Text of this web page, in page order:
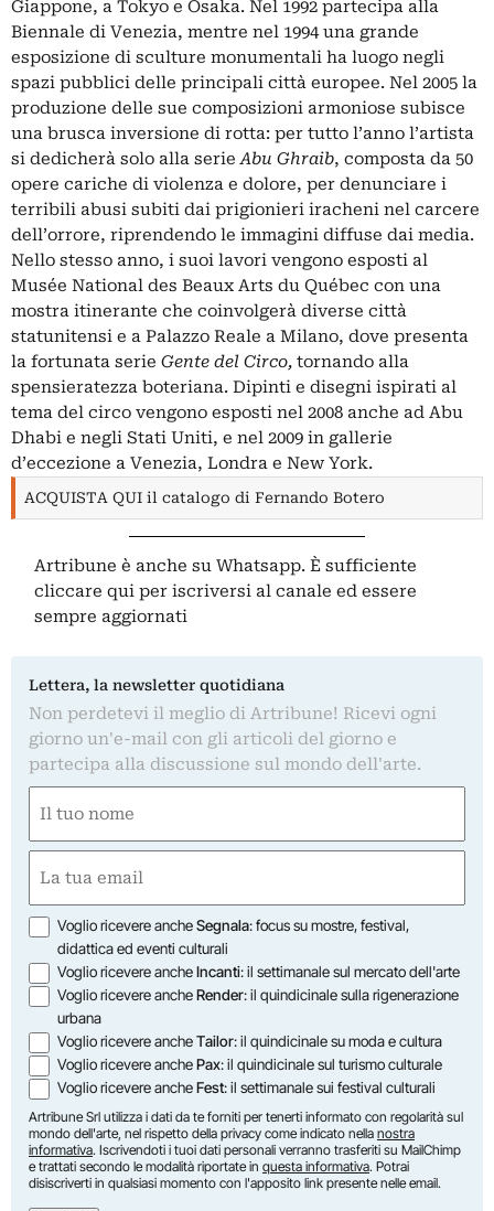
Giappone, a Tokyo e Osaka. Nel 1992 partecipa alla
Biennale di Venezia, mentre nel 1994 una grande
esposizione di sculture monumentali ha luogo negli
spazi pubblici delle principali città europee. Nel 2005 la
produzione delle sue composizioni armoniose subisce
una brusca inversione di rotta: per tutto l’anno l’artista
si dedicherà solo alla serieAbu Ghraib, composta da 50
opere cariche di violenza e dolore, per denunciare i
terribili abusi subiti dai prigionieri iracheni nel carcere
dell’orrore, riprendendo le immagini diffuse dai media.
Nello stesso anno, i suoi lavori vengono esposti al
Musée National des Beaux Arts du Québec con una
mostra itinerante che coinvolgerà diverse città
statunitensi e a Palazzo Reale a Milano, dove presenta
la fortunata serie Gente del Circo, tornando alla
spensieratezza boteriana. Dipinti e disegni ispirati al
tema del circo vengono esposti nel 2008 anche ad Abu
Dhabi e negli Stati Uniti, e nel 2009 in gallerie
d’eccezione a Venezia, Londra e New York.
ACQUISTA QUI il catalogo di Fernando Botero
Artribune è anche su Whatsapp. È sufficiente
cliccare qui per iscriversi al canale ed essere
sempre aggiornati
Lettera, la newsletter quotidiana
Non perdetevi il meglio di Artribune! Ricevi ogni
giorno un'e-mail con gli articoli del giorno e
partecipa alla discussione sul mondo dell'arte.
(Obbligatorio)
Nome
(Obbligatorio)
Opzioni
Voglio ricevere ancheSegnala: focus su mostre, festival,
didattica ed eventi culturali
Voglio ricevere ancheIncanti: il settimanale sul mercato dell'arte
Voglio ricevere ancheRender: il quindicinale sulla rigenerazione
urbana
Voglio ricevere ancheTailor: il quindicinale su moda e cultura
Voglio ricevere anchePax: il quindicinale sul turismo culturale
Voglio ricevere ancheFest: il settimanale sui festival culturali
Artribune Srl utilizza i dati da te forniti per tenerti informato con regolarità sul
mondo dell'arte, nel rispetto della privacy come indicato nella nostra
informativa. Iscrivendoti i tuoi dati personali verranno trasferiti su MailChimp
e trattati secondo le modalità riportate in questa informativa. Potrai
disiscriverti in qualsiasi momento con l'apposito link presente nelle email.